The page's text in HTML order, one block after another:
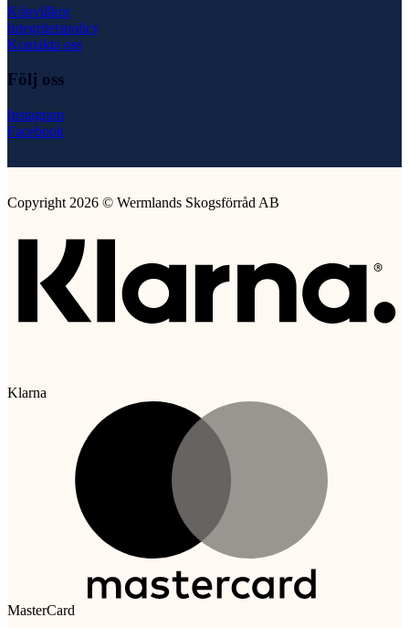
Köpvillkor
Integritetspolicy
Kontakta oss
Följ oss
Instagram
Facebook
Copyright 2026 © Wermlands Skogsförråd AB
Klarna
MasterCard